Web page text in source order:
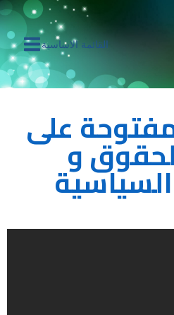
القائمة الاساسية
على
و